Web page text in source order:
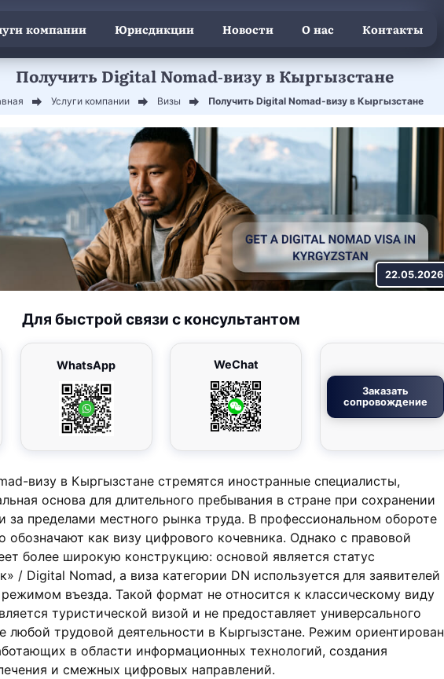
компании Юрисдикции Новости О нас Контакты
Получить Digital Nomad-визу в Кыргызстане
Услуги компании Визы Получить Digital Nomad-визу в Кыргызстане
22.05.2026
Для быстрой связи с консультантом
WhatsApp WeChat
Заказать
сопровождение
визу в Кыргызстане стремятся иностранные специалисты,
основа для длительного пребывания в стране при сохранении
за пределами местного рынка труда. В профессиональном обороте
обозначают как визу цифрового кочевника. Однако с правовой
более широкую конструкцию: основой является статус
/ Digital Nomad, а виза категории DN используется для заявителей
въезда. Такой формат не относится к классическому виду
туристической визой и не предоставляет универсального
любой трудовой деятельности в Кыргызстане. Режим ориентирован
в области информационных технологий, создания
и смежных цифровых направлений.